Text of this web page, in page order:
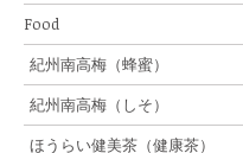
Food
紀州南高梅（蜂蜜）
紀州南高梅（しそ）
ほうらい健美茶（健康茶）